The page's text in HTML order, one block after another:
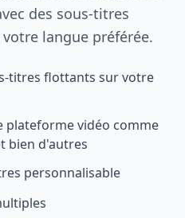
des sous-titres
langue préférée.
titres flottants sur votre
plateforme vidéo comme
bien d'autres
personnalisable